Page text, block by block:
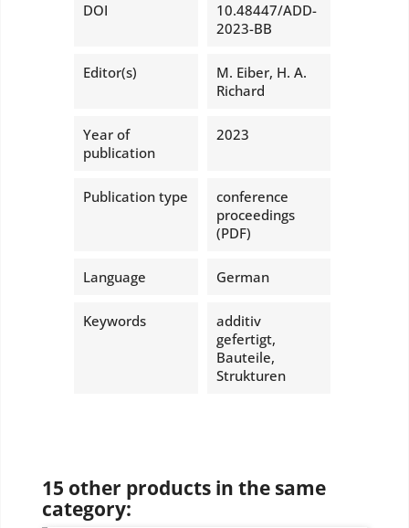
DOI
10.48447/ADD-
2023-BB
Editor(s)
M. Eiber, H. A.
Richard
Year of
publication
2023
Publication type
conference
proceedings
(PDF)
Language German
Keywords
additiv
gefertigt,
Bauteile,
Strukturen
15 other products in the same
category: